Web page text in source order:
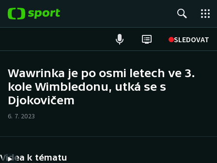
SLEDOVAT
Hokej
Tenis
Cyklistika
Wawrinka je po osmi letech ve 3.
kole Wimbledonu, utká se s
Djokovičem
6. 7. 2023
Videa k tématu